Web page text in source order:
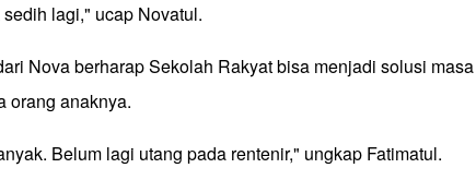
lagi," ucap Novatul.
Nova berharap Sekolah Rakyat bisa menjadi solusi masa
orang anaknya.
Belum lagi utang pada rentenir," ungkap Fatimatul.